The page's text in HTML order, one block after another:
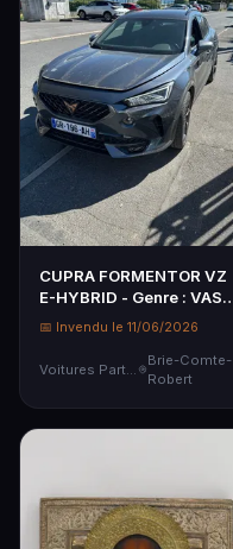
CUPRA FORMENTOR VZ
E-HYBRID - Genre : VASP
- Carrosserie : D…
📅 Invendu le 11/06/2026
Brie-Comte-
Robert